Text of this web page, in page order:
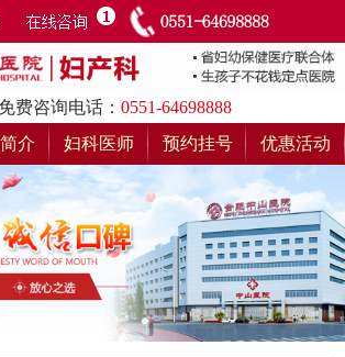
费咨询电话： 0551-64698888
介 妇科医师 预约挂号 优惠活动